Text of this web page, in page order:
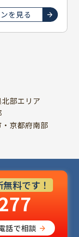
を見る
部エリア
京都府南部
料です！
話で相談